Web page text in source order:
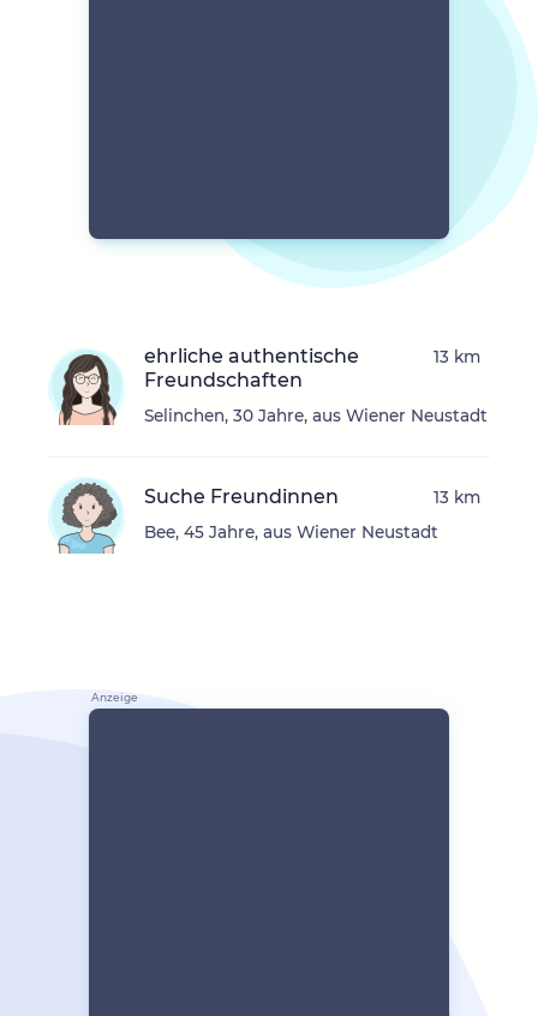
ehrliche authentische
Freundschaften
Selinchen, 30 Jahre, aus Wiener Neustadt
13 km
Suche Freundinnen
Bee, 45 Jahre, aus Wiener Neustadt
13 km